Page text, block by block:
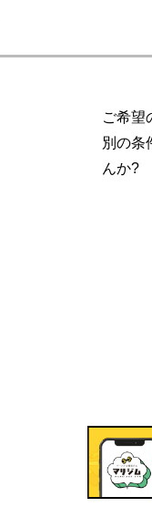
ご希望
別の条
んか?